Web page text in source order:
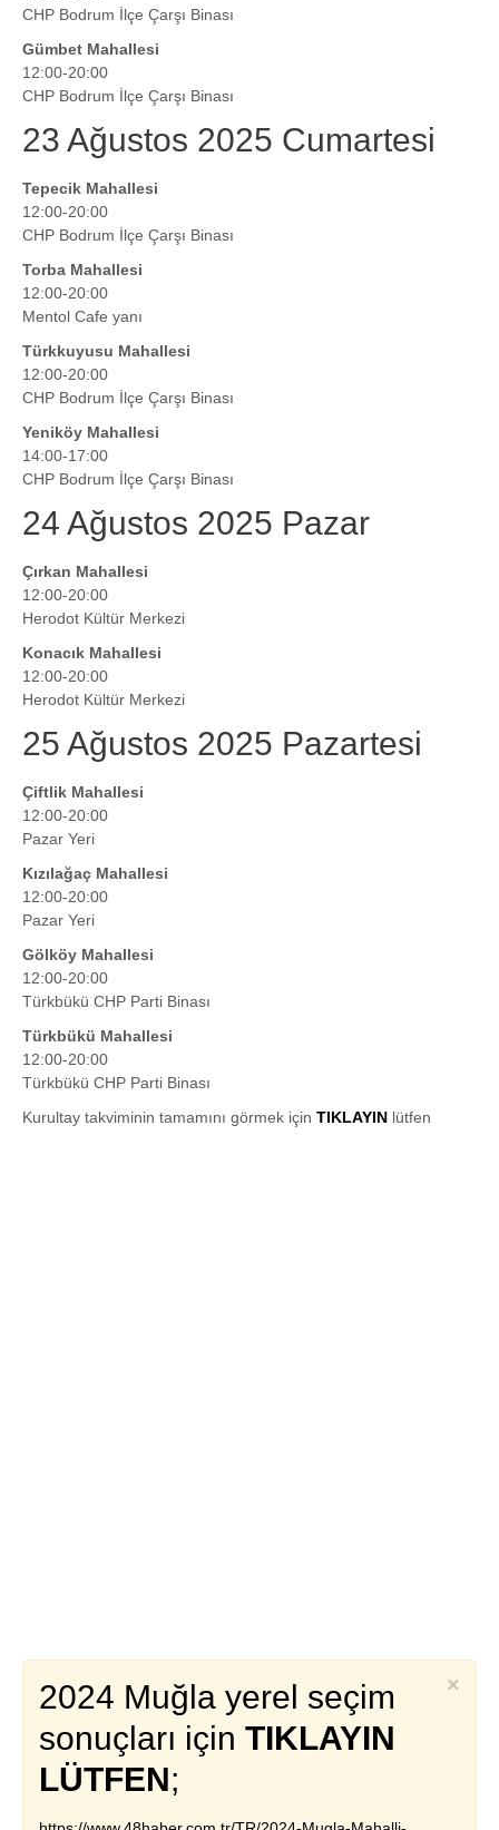
CHP Bodrum İlçe Çarşı Binası
Gümbet Mahallesi
12:00-20:00
CHP Bodrum İlçe Çarşı Binası
23 Ağustos 2025 Cumartesi
Tepecik Mahallesi
12:00-20:00
CHP Bodrum İlçe Çarşı Binası
Torba Mahallesi
12:00-20:00
Mentol Cafe yanı
Türkkuyusu Mahallesi
12:00-20:00
CHP Bodrum İlçe Çarşı Binası
Yeniköy Mahallesi
14:00-17:00
CHP Bodrum İlçe Çarşı Binası
24 Ağustos 2025 Pazar
Çırkan Mahallesi
12:00-20:00
Herodot Kültür Merkezi
Konacık Mahallesi
12:00-20:00
Herodot Kültür Merkezi
25 Ağustos 2025 Pazartesi
Çiftlik Mahallesi
12:00-20:00
Pazar Yeri
Kızılağaç Mahallesi
12:00-20:00
Pazar Yeri
Gölköy Mahallesi
12:00-20:00
Türkbükü CHP Parti Binası
Türkbükü Mahallesi
12:00-20:00
Türkbükü CHP Parti Binası
Kurultay takviminin tamamını görmek için TIKLAYIN lütfen
×
2024 Muğla yerel seçim
sonuçları için TIKLAYIN
LÜTFEN;